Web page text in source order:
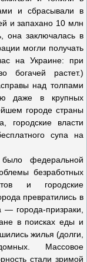
и сбрасывали в
и запахано 10 млн
она заключалась в
могли получать
на Украине: при
богачей растет.)
над толпами
даже в крупных
городе страны
городские власти
супа на
федеральной
безработных
и городские
превратились в
города-призраки,
в поисках еды и
жилья (долги,
Массовое
стали зримой